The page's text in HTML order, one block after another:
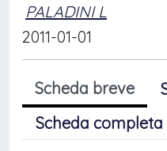
PALADINI L
2011-01-01
Scheda breve
Scheda completa